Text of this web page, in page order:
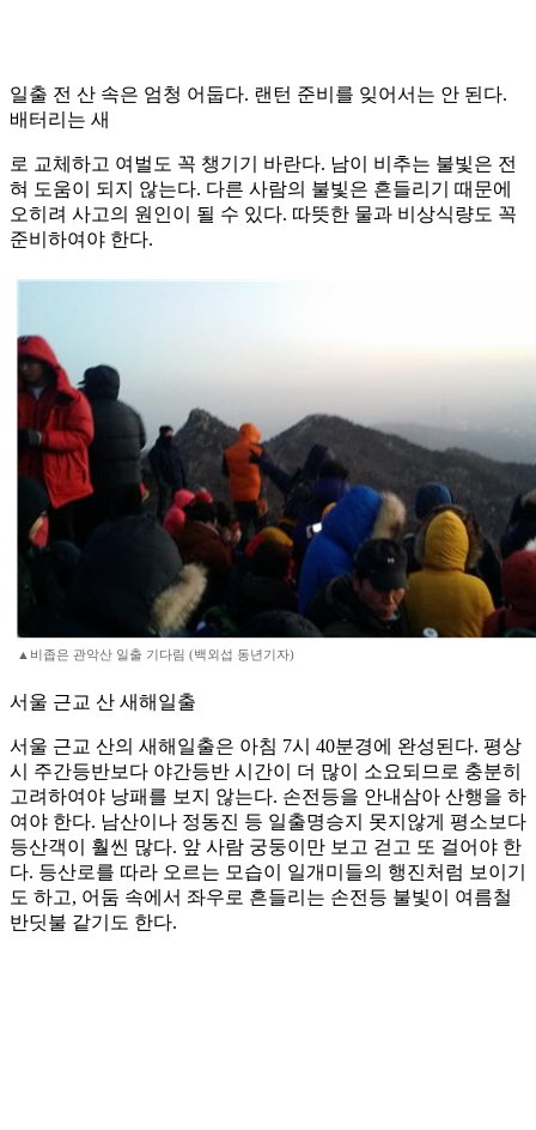
일출 전 산 속은 엄청 어둡다. 랜턴 준비를 잊어서는 안 된다.
배터리는 새
로 교체하고 여벌도 꼭 챙기기 바란다. 남이 비추는 불빛은 전
혀 도움이 되지 않는다. 다른 사람의 불빛은 흔들리기 때문에
오히려 사고의 원인이 될 수 있다. 따뜻한 물과 비상식량도 꼭
준비하여야 한다.
▲비좁은 관악산 일출 기다림 (백외섭 동년기자)
서울 근교 산 새해일출
서울 근교 산의 새해일출은 아침 7시 40분경에 완성된다. 평상
시 주간등반보다 야간등반 시간이 더 많이 소요되므로 충분히
고려하여야 낭패를 보지 않는다. 손전등을 안내삼아 산행을 하
여야 한다. 남산이나 정동진 등 일출명승지 못지않게 평소보다
등산객이 훨씬 많다. 앞 사람 궁둥이만 보고 걷고 또 걸어야 한
다. 등산로를 따라 오르는 모습이 일개미들의 행진처럼 보이기
도 하고, 어둠 속에서 좌우로 흔들리는 손전등 불빛이 여름철
반딧불 같기도 한다.